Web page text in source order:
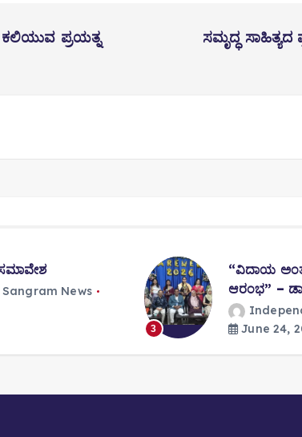
ಪ್ರಯತ್ನ
ಸಮೃದ್ಧ ಸಾಹಿತ್ಯದ
News
3
“ವಿದಾಯ
ಆರಂಭ” –
June 24,